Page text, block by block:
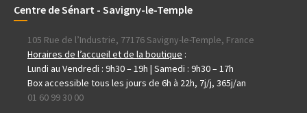
Centre de Sénart - Savigny-le-Temple
105 Rue de l’Industrie, 77176 Savigny-le-Temple, France
Horaires de l’accueil et de la boutique :
Lundi au Vendredi : 9h30 – 19h | Samedi : 9h30 – 17h
Box accessible tous les jours de 6h à 22h, 7j/j, 365j/an
01 60 99 30 00